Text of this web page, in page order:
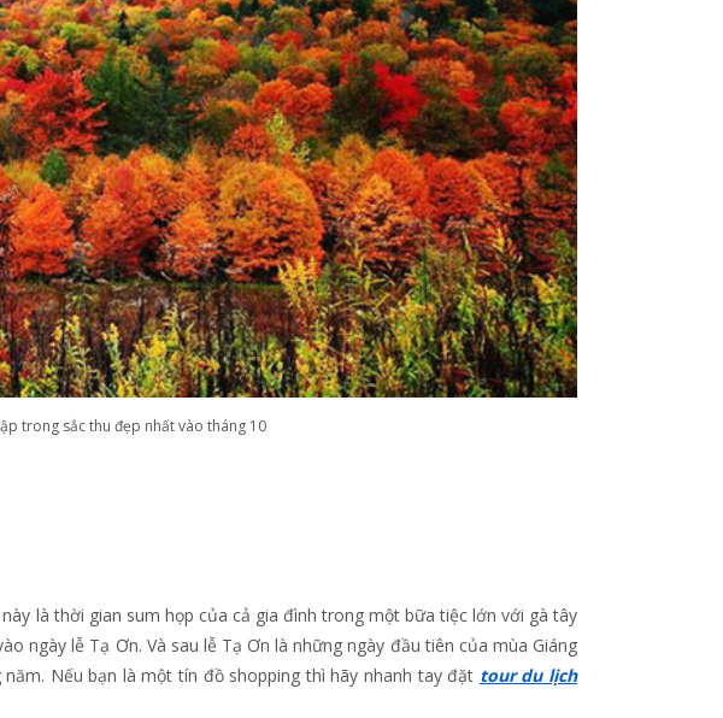
trong sắc thu đẹp nhất vào tháng 10
là thời gian sum họp của cả gia đình trong một bữa tiệc lớn với gà tây
ngày lễ Tạ Ơn. Và sau lễ Tạ Ơn là những ngày đầu tiên của mùa Giáng
Nếu bạn là một tín đồ shopping thì hãy nhanh tay đặt tour du lịch